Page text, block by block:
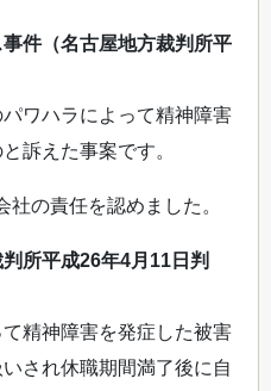
件（名古屋地方裁判所平
ワハラによって精神障害
訴えた事案です。
社の責任を認めました。
所平成26年4月11日判
精神障害を発症した被害
され休職期間満了後に自